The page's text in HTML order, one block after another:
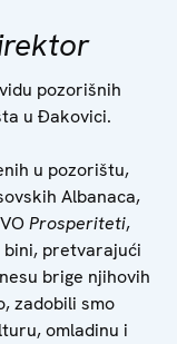
pozorišnih
u Đakovici.
u pozorištu,
Albanaca,
Prosperiteti,
bini, pretvarajući
brige njihovih
zadobili smo
omladinu i